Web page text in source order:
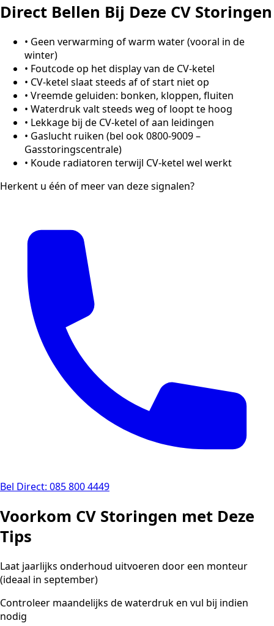
Direct Bellen Bij Deze CV Storingen
• Geen verwarming of warm water (vooral in de
winter)
• Foutcode op het display van de CV-ketel
• CV-ketel slaat steeds af of start niet op
• Vreemde geluiden: bonken, kloppen, fluiten
• Waterdruk valt steeds weg of loopt te hoog
• Lekkage bij de CV-ketel of aan leidingen
• Gaslucht ruiken (bel ook 0800-9009 –
Gasstoringscentrale)
• Koude radiatoren terwijl CV-ketel wel werkt
Herkent u één of meer van deze signalen?
Bel Direct: 085 800 4449
Voorkom CV Storingen met Deze
Tips
Laat jaarlijks onderhoud uitvoeren door een monteur
(ideaal in september)
Controleer maandelijks de waterdruk en vul bij indien
nodig